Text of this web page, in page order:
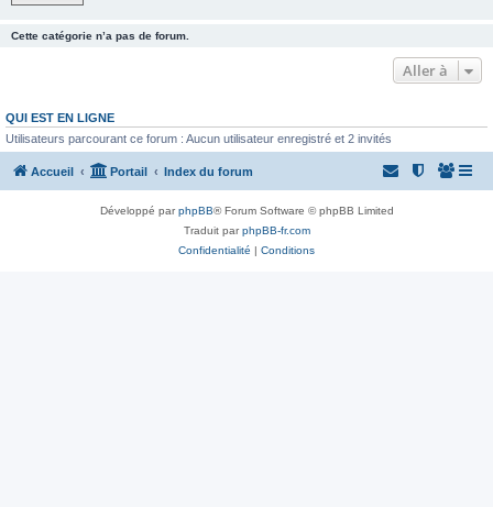
Cette catégorie n’a pas de forum.
Aller à
QUI EST EN LIGNE
Utilisateurs parcourant ce forum : Aucun utilisateur enregistré et 2 invités
Accueil Portail Index du forum
Développé parphpBB® Forum Software © phpBB Limited
Traduit parphpBB-fr.com
Confidentialité | Conditions